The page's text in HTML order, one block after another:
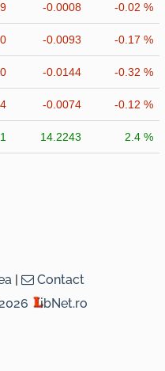
-0.0008 -0.02 %
-0.0093 -0.17 %
-0.0144 -0.32 %
-0.0074 -0.12 %
14.2243 2.4 %
|
Contact
ibNet.ro